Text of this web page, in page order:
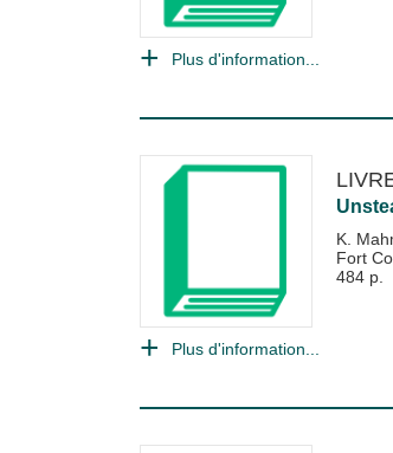
Plus d'information...
K.
Fort
484 p.
Plus d'information...